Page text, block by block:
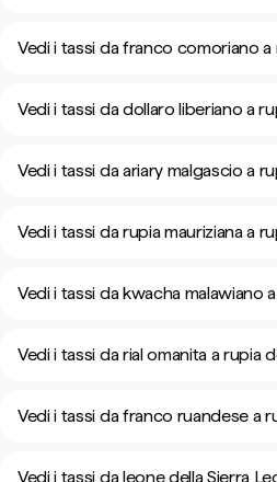
Vedi i tassi da franco comoriano a
Vedi i tassi da dollaro liberiano a
Vedi i tassi da ariary malgascio a
Vedi i tassi da rupia mauriziana a
Vedi i tassi da kwacha malawiano
Vedi i tassi da rial omanita a rupia
Vedi i tassi da franco ruandese a
Vedi i tassi da leone della Sierra